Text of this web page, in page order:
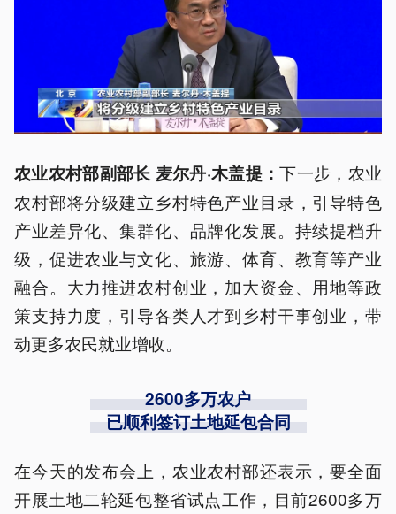
农业农村部副部长 麦尔丹·木盖提：下一步，农业
农村部将分级建立乡村特色产业目录，引导特色
产业差异化、集群化、品牌化发展。持续提档升
级，促进农业与文化、旅游、体育、教育等产业
融合。大力推进农村创业，加大资金、用地等政
策支持力度，引导各类人才到乡村干事创业，带
动更多农民就业增收。
2600多万农户
已顺利签订土地延包合同
在今天的发布会上，农业农村部还表示，要全面
开展土地二轮延包整省试点工作，目前2600多万